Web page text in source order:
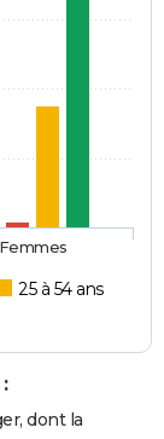
25 à 54 ans
Femmes
dont la